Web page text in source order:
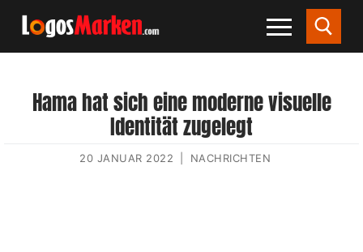
Hama hat sich eine moderne visuelle
Identität zugelegt
20 JANUAR 2022 NACHRICHTEN